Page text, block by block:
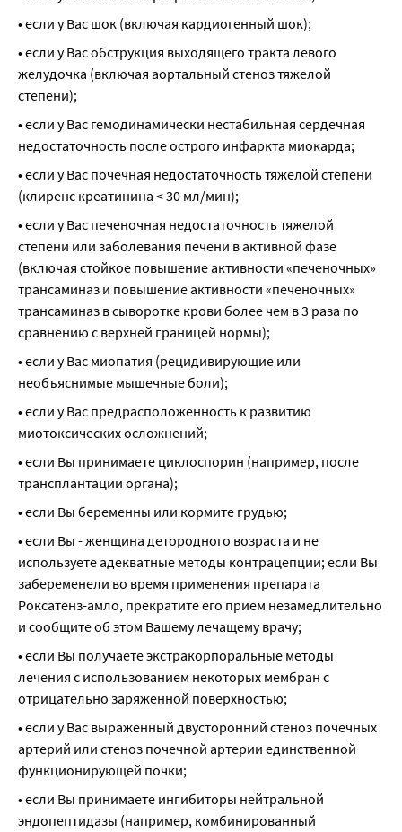
• если у Вас шок (включая кардиогенный шок);
• если у Вас обструкция выходящего тракта левого
желудочка (включая аортальный стеноз тяжелой
степени);
• если у Вас гемодинамически нестабильная сердечная
недостаточность после острого инфаркта миокарда;
• если у Вас почечная недостаточность тяжелой степени
(клиренс креатинина < 30 мл/мин);
• если у Вас печеночная недостаточность тяжелой
степени или заболевания печени в активной фазе
(включая стойкое повышение активности «печеночных»
трансаминаз и повышение активности «печеночных»
трансаминаз в сыворотке крови более чем в 3 раза по
сравнению с верхней границей нормы);
• если у Вас миопатия (рецидивирующие или
необъяснимые мышечные боли);
• если у Вас предрасположенность к развитию
миотоксических осложнений;
• если Вы принимаете циклоспорин (например, после
трансплантации органа);
• если Вы беременны или кормите грудью;
• если Вы - женщина детородного возраста и не
используете адекватные методы контрацепции; если Вы
забеременели во время применения препарата
Роксатенз-амло, прекратите его прием незамедлительно
и сообщите об этом Вашему лечащему врачу;
• если Вы получаете экстракорпоральные методы
лечения с использованием некоторых мембран с
отрицательно заряженной поверхностью;
• если у Вас выраженный двусторонний стеноз почечных
артерий или стеноз почечной артерии единственной
функционирующей почки;
• если Вы принимаете ингибиторы нейтральной
эндопептидазы (например, комбинированный